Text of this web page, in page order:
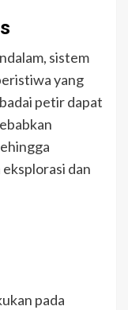
sistem
yang
petir dapat
dan
pada